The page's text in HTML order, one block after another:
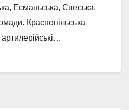
Есманьська, Свеська,
Краснопільська